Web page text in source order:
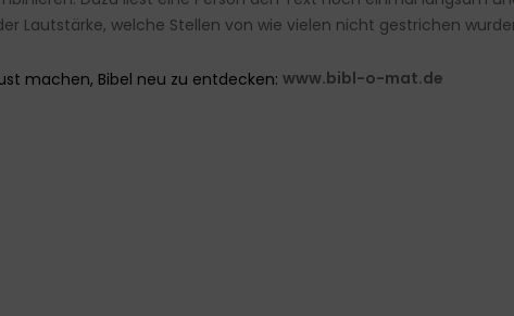
Lautstärke, welche Stellen von wie vielen nicht gestrichen
machen, Bibel neu zu entdecken: www.bibl-o-mat.de